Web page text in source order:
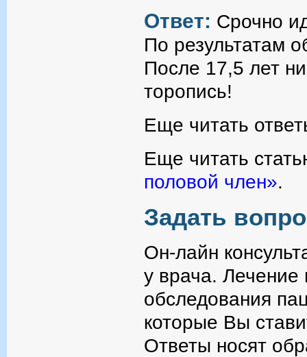
Ответ: Срочно
По результатам
После 17,5 лет
торопись!
Еще читать
Еще читать
половой член».
Задать
Он-лайн
у врача. Лечение
обследования
которые Вы
Ответы носят